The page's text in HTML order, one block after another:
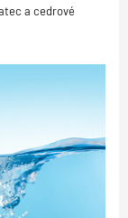
a cedrové